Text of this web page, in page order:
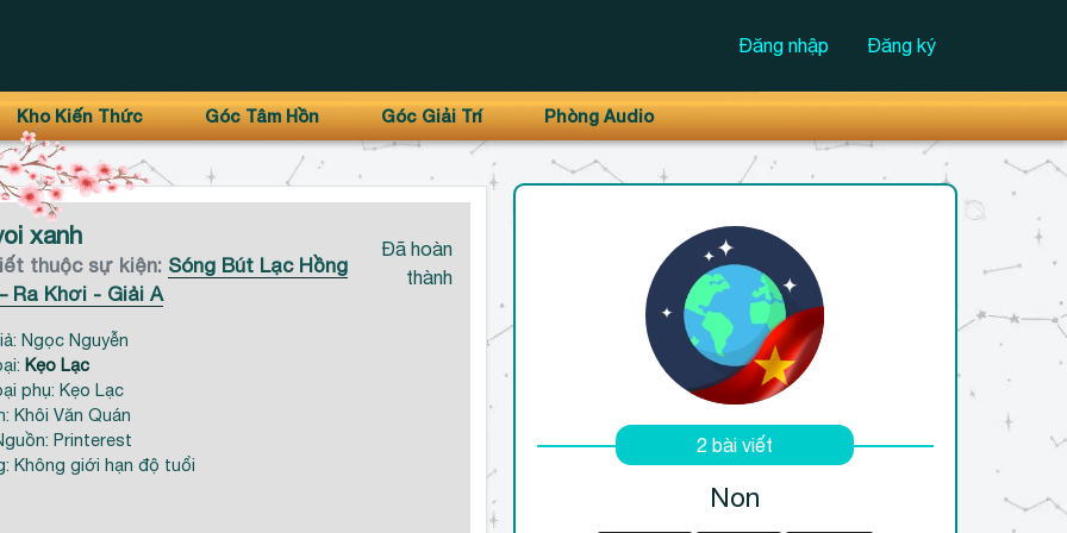
Đăng nhập Đăng ký
Kho Kiến Thức Góc Tâm Hồn Góc Giải Trí Phòng Audio
xanh
thuộc sự kiện: Sóng Bút Lạc Hồng
Ra Khơi - Giải A
Đã hoàn
thành
Ngọc Nguyễn
Kẹo Lạc
phụ: Kẹo Lạc
Khôi Văn Quán
Printerest
Không giới hạn độ tuổi
2 bài viết
Non